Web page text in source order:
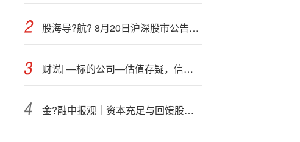
股海导?航? 8月20日沪深股市公告与交易提示
财说| —标的公司—估值存疑，信邦智能28.56亿元豪赌车规芯片
金?融中报观｜资本充足与回馈股东 上市险企中期分红背后的平衡术